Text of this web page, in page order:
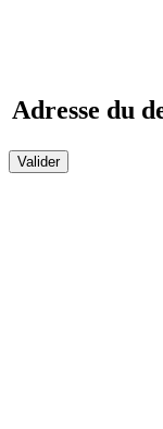
Adresse du